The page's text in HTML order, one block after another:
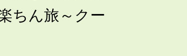
ちん旅～クー